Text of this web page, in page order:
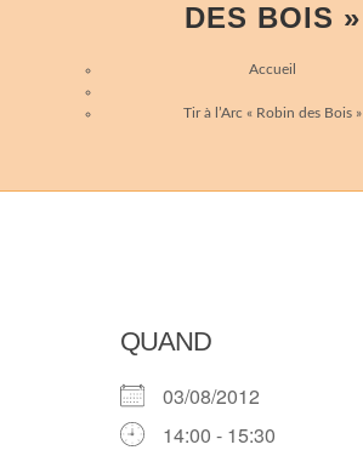
DES BOIS »
Accueil
Tir à l’Arc « Robin des Bois »
QUAND
03/08/2012
14:00 - 15:30